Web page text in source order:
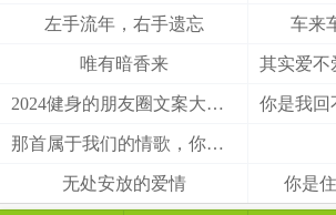
左手流年，右手遗忘 车来
唯有暗香来
2024健身的朋友圈文案大全(精选49句)
那首属于我们的情歌，你把结局唱给了谁
无处安放的爱情 你是